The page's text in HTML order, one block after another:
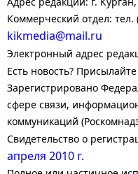
Коммерческий отдел: тел.
kikmedia@mail.ru
Электронный адрес
Есть новость?
Зарегистрировано
сфере связи,
коммуникаций
Свидетельство о
апреля 2010 г.